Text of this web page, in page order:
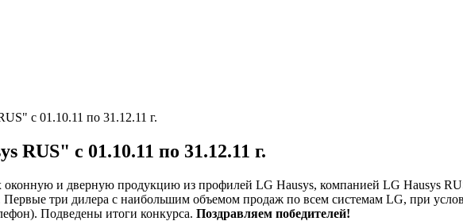
с 01.10.11 по 31.12.11 г.
с 01.10.11 по 31.12.11 г.
и дверную продукцию из профилей LG Hausys, компанией LG Hausys
Первые три дилера с наибольшим объемом продаж по всем системам LG, при
Подведены итоги конкурса. Поздравляем победителей!